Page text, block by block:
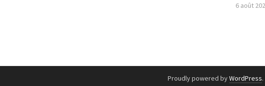
6 août
Proudly powered byWordPress.